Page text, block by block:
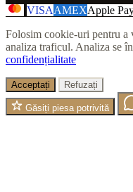
VISAAMEXApple
Folosim cookie-uri pentru a
analiza traficul. Analiza se
confidențialitate
Acceptați Refuzați
Găsiți piesa potrivită